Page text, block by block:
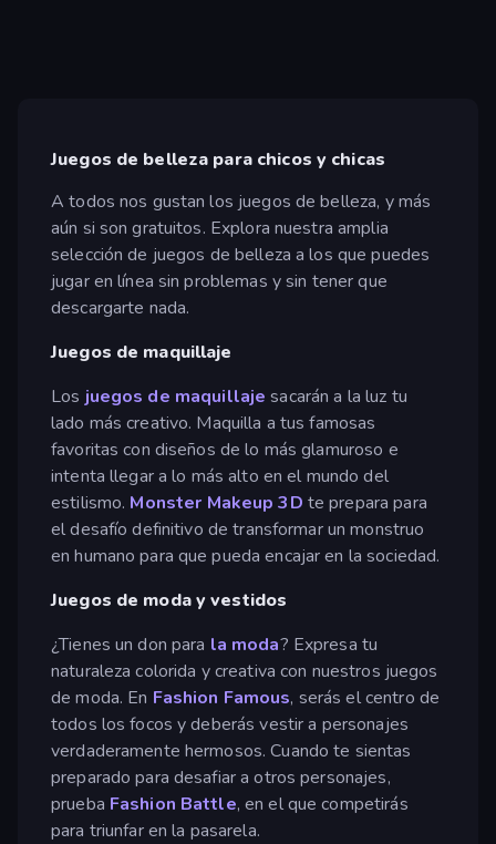
Juegos de belleza para chicos y chicas
A todos nos gustan los juegos de belleza, y más
aún si son gratuitos. Explora nuestra amplia
selección de juegos de belleza a los que puedes
jugar en línea sin problemas y sin tener que
descargarte nada.
Juegos de maquillaje
Los juegos de maquillaje sacarán a la luz tu
lado más creativo. Maquilla a tus famosas
favoritas con diseños de lo más glamuroso e
intenta llegar a lo más alto en el mundo del
estilismo. Monster Makeup 3D te prepara para
el desafío definitivo de transformar un monstruo
en humano para que pueda encajar en la sociedad.
Juegos de moda y vestidos
¿Tienes un don para la moda? Expresa tu
naturaleza colorida y creativa con nuestros juegos
de moda. En Fashion Famous, serás el centro de
todos los focos y deberás vestir a personajes
verdaderamente hermosos. Cuando te sientas
preparado para desafiar a otros personajes,
prueba Fashion Battle, en el que competirás
para triunfar en la pasarela.